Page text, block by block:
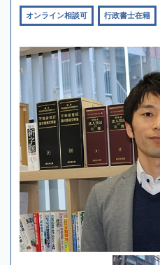
オンライン相談可 行政書士在籍